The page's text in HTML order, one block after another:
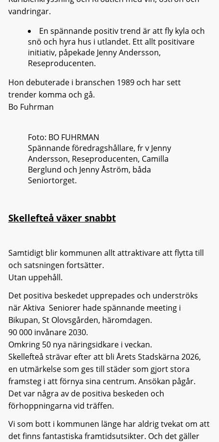
vandringar.
En spännande positiv trend är att fly kyla och
snö och hyra hus i utlandet. Ett allt positivare
initiativ, påpekade Jenny Andersson,
Reseproducenten.
Hon debuterade i branschen 1989 och har sett
trender komma och gå.
Bo Fuhrman
Foto: BO FUHRMAN
Spännande föredragshållare, fr v Jenny
Andersson, Reseproducenten, Camilla
Berglund och Jenny Åström, båda
Seniortorget.
Skellefteå växer snabbt
Samtidigt blir kommunen allt attraktivare att flytta till
och satsningen fortsätter.
Utan uppehåll.
Det positiva beskedet upprepades och underströks
när Aktiva Seniorer hade spännande meeting i
Bikupan, St Olovsgården, häromdagen.
90 000 invånare 2030.
Omkring 50 nya näringsidkare i veckan.
Skellefteå strävar efter att bli Årets Stadskärna 2026,
en utmärkelse som ges till städer som gjort stora
framsteg i att förnya sina centrum. Ansökan pågår.
Det var några av de positiva beskeden och
förhoppningarna vid träffen.
Vi som bott i kommunen länge har aldrig tvekat om att
det finns fantastiska framtidsutsikter. Och det gäller